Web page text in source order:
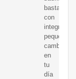
basta
con
integrar
pequeños
cambios
en
tu
día